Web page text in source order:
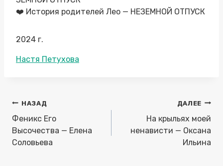
❤️‍ История родителей Лео — НЕЗЕМНОЙ ОТПУСК
2024 г.
Метки
Настя Петухова
Навигация
по
записям
НАЗАД
Феникс Его
Высочества — Елена
Соловьева
ДАЛЕЕ
На крыльях моей
ненависти — Оксана
Ильина